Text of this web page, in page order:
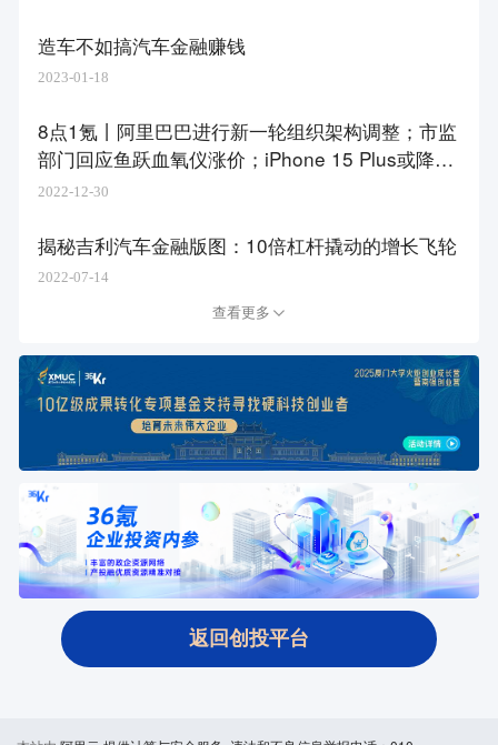
造车不如搞汽车金融赚钱
2023-01-18
8点1氪丨阿里巴巴进行新一轮组织架构调整；市监
部门回应鱼跃血氧仪涨价；​iPhone 15 Plus或降价
千元
2022-12-30
揭秘吉利汽车金融版图：10倍杠杆撬动的增长飞轮
2022-07-14
查看更多
返回创投平台